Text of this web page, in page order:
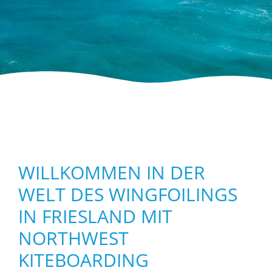
WILLKOMMEN IN DER
WELT DES WINGFOILINGS
IN FRIESLAND MIT
NORTHWEST
KITEBOARDING